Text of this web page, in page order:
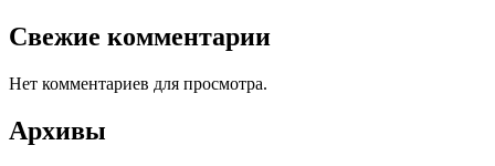
Свежие комментарии
Нет комментариев для просмотра.
Архивы